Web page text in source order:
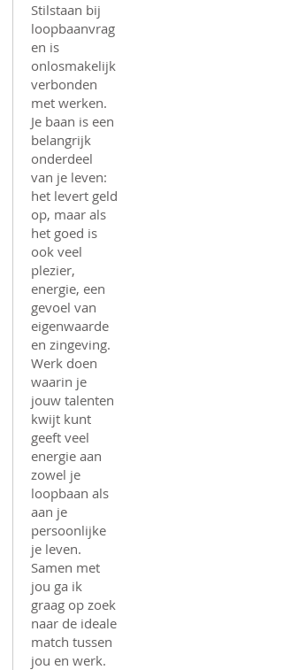
Stilstaan bij
loopbaanvrag
en is
onlosmakelijk
verbonden
met werken.
Je baan is een
belangrijk
onderdeel
van je leven:
het levert geld
op, maar als
het goed is
ook veel
plezier,
energie, een
gevoel van
eigenwaarde
en zingeving.
Werk doen
waarin je
jouw talenten
kwijt kunt
geeft veel
energie aan
zowel je
loopbaan als
aan je
persoonlijke
je leven.
Samen met
jou ga ik
graag op zoek
naar de ideale
match tussen
jou en werk.